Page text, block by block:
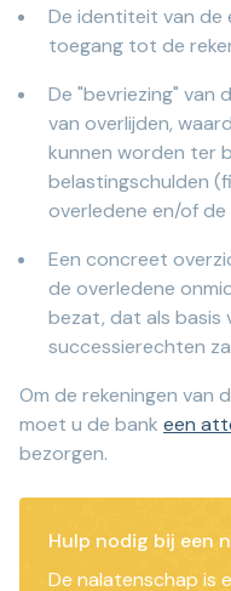
De identiteit van de
toegang tot de
De "bevriezing" van
van overlijden,
kunnen worden ter
belastingschulden
overledene en/of de
Een concreet
de overledene
bezat, dat als basis
successierechten
Om de rekeningen van
moet u de bank een
bezorgen.
Hulp nodig bij een
De nalatenschap is